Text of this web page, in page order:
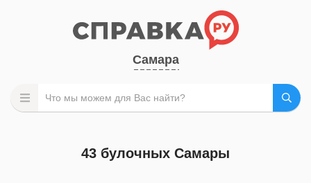
Самара
43 булочных Самары